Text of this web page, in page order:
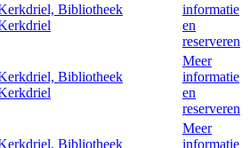
Bibliotheek
informatie
en
reserveren
Bibliotheek
Meer
informatie
en
reserveren
Bibliotheek
Meer
informatie